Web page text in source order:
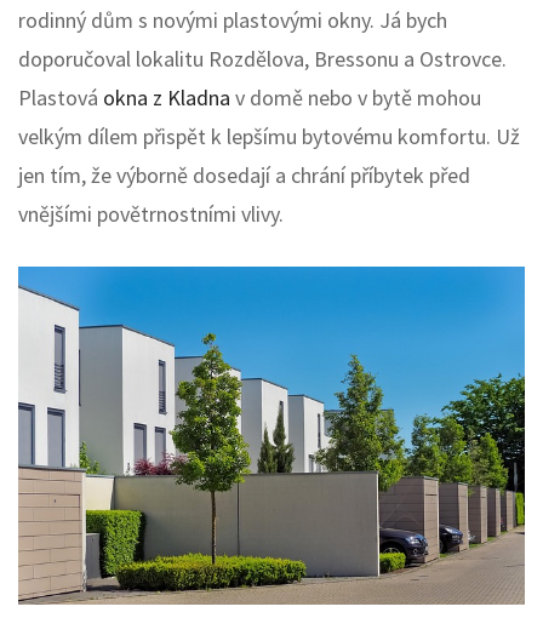
rodinný dům s novými plastovými okny. Já bych
doporučoval lokalitu Rozdělova, Bressonu a Ostrovce.
Plastová okna z Kladna v domě nebo v bytě mohou
velkým dílem přispět k lepšímu bytovému komfortu. Už
jen tím, že výborně dosedají a chrání příbytek před
vnějšími povětrnostními vlivy.